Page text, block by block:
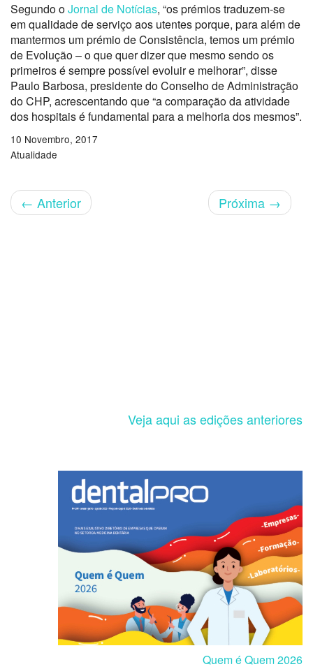
Segundo oJornal de Notícias, “os prémios traduzem-se
em qualidade de serviço aos utentes porque, para além de
mantermos um prémio de Consistência, temos um prémio
de Evolução – o que quer dizer que mesmo sendo os
primeiros é sempre possível evoluir e melhorar”, disse
Paulo Barbosa, presidente do Conselho de Administração
do CHP, acrescentando que “a comparação da atividade
dos hospitais é fundamental para a melhoria dos mesmos”.
10 Novembro, 2017
Atualidade
← Anterior Próxima →
Veja aqui as edições anteriores
Quem é Quem 2026